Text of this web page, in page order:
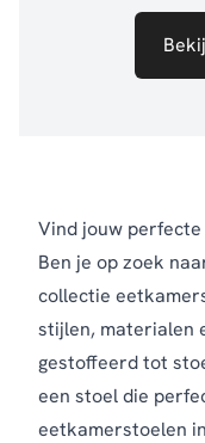
Vind jouw
Ben je op zoek
collectie
stijlen, materialen
gestoffeerd tot
een stoel die
eetkamerstoelen